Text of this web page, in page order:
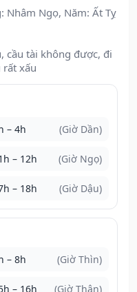
Nhâm Ngọ, Năm: Ất Tỵ
cầu tài không được, đi
rất xấu
– 4h (Giờ Dần)
– 12h (Giờ Ngọ)
– 18h (Giờ Dậu)
– 8h (Giờ Thìn)
– 16h (Giờ Thân)